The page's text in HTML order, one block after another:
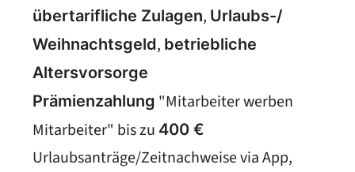
übertarifliche Zulagen, Urlaubs-/
Weihnachtsgeld, betriebliche
Altersvorsorge
Prämienzahlung "Mitarbeiter werben
Mitarbeiter" bis zu 400 €
Urlaubsanträge/Zeitnachweise via App,